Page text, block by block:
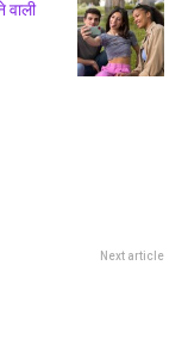
वाली
Next article